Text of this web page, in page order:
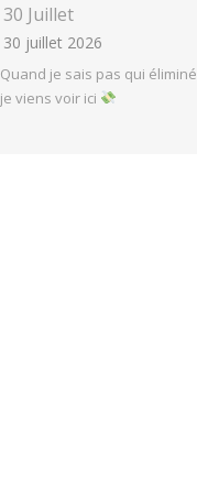
30 Juillet
30 juillet 2026
Quand je sais pas qui éliminé
je viens voir ici